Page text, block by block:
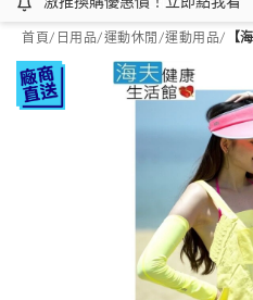
首頁/ 日用品/運動休閒 /運動用品/ 【